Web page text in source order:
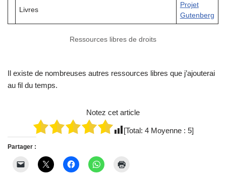
Livres
Projet
Gutenberg
Ressources libres de droits
Il existe de nombreuses autres ressources libres que j’ajouterai
au fil du temps.
Notez cet article
[Total: 4Moyenne : 5]
Partager :